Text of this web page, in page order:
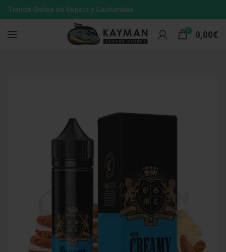
Tienda Online de Vapers y Cachimbas
0 0,00€